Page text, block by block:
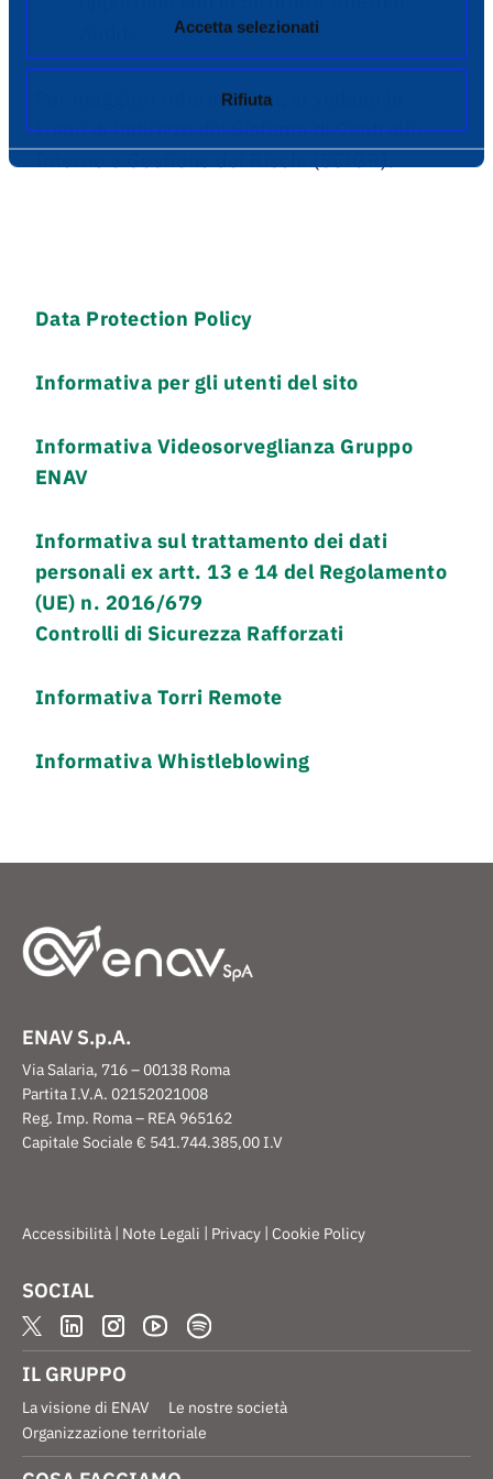
Accetta selezionati
Rifiuta
Per maggiori informazioni, si vedano le
Linee di indirizzo del Sistema di Controllo
Data Protection Policy
Informativa per gli utenti del sito
Informativa Videosorveglianza Gruppo
ENAV
Informativa sul trattamento dei dati
personali ex artt. 13 e 14 del Regolamento
(UE) n. 2016/679
Controlli di Sicurezza Rafforzati
Informativa Torri Remote
Informativa Whistleblowing
ENAV S.p.A.
Via Salaria, 716 – 00138 Roma
Partita I.V.A. 02152021008
Reg. Imp. Roma – REA 965162
Capitale Sociale € 541.744.385,00 I.V
Accessibilità | Note Legali | Privacy | Cookie Policy
SOCIAL
IL GRUPPO
La visione di ENAV
Le nostre società
Organizzazione territoriale